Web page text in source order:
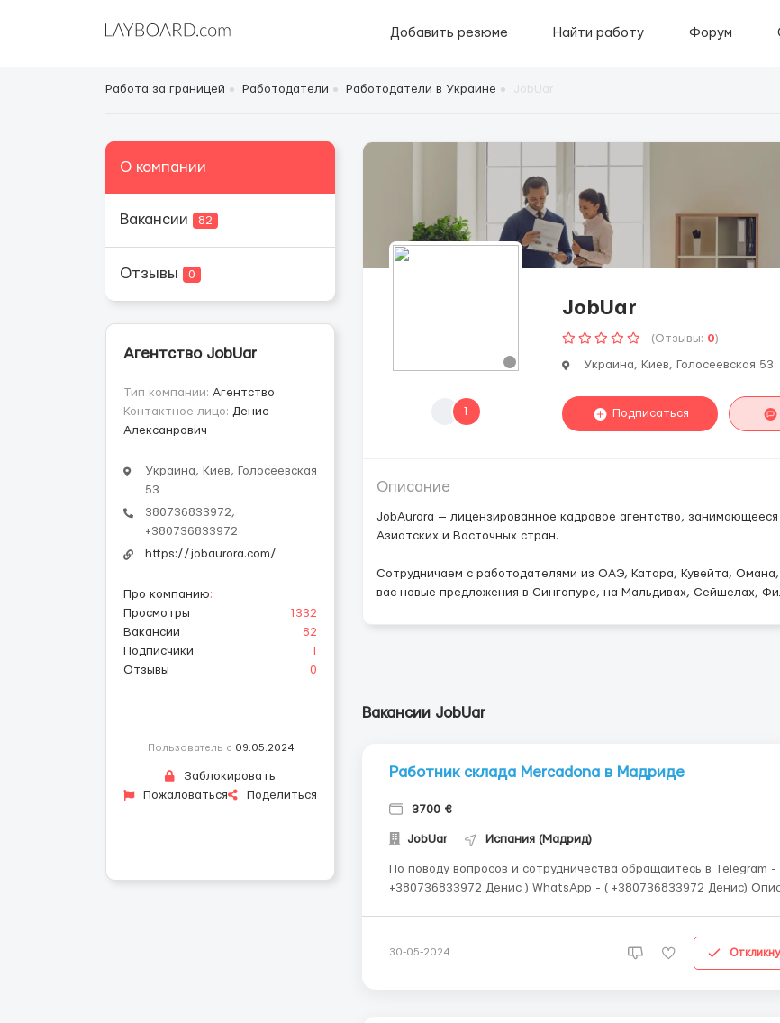
Добавить резюме Найти работу Форум
Работа за границей Работодатели Работодатели в Украине
О компании
Вакансии 82
Отзывы 0
Агентство JobUar
Тип компании: Агентство
Контактное лицо: Денис
Алексанрович
Украина, Киев, Голосеевская
53
380736833972,
+380736833972
https://jobaurora.com/
Про компанию:
Просмотры
1332
Вакансии
82
Подписчики
1
Отзывы
0
Пользователь с 09.05.2024
Заблокировать
Пожаловаться
Поделиться
1
JobUar
(Отзывы: 0)
Украина, Киев, Голосеевская 53
Подписаться
Описание
JobAurora — лицензированное кадровое агентство,
Азиатских и Восточных стран.
Сотрудничаем с работодателями из ОАЭ, Катара, Кувейта,
вас новые предложения в Сингапуре, на Мальдивах, Сейшелах,
Вакансии JobUar
Работник склада Mercadona в Мадриде
3700 €
JobUar Испания (Мадрид)
По поводу вопросов и сотрудничества обращайтесь в Telegram -
+380736833972 Денис ) WhatsApp - ( +380736833972 Денис) Описание
30-05-2024